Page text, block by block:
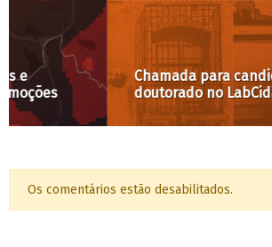
Chamada para candidates à vaga
doutorado no LabCidade
Os comentários estão desabilitados.